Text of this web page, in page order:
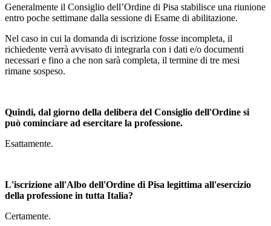
Generalmente il Consiglio dell’Ordine di Pisa stabilisce una riunione
entro poche settimane dalla sessione di Esame di abilitazione.
Nel caso in cui la domanda di iscrizione fosse incompleta, il
richiedente verrà avvisato di integrarla con i dati e/o documenti
necessari e fino a che non sarà completa, il termine di tre mesi
rimane sospeso.
Quindi, dal giorno della delibera del Consiglio dell'Ordine si
può cominciare ad esercitare la professione.
Esattamente.
L'iscrizione all'Albo dell'Ordine di Pisa legittima all'esercizio
della professione in tutta Italia?
Certamente.